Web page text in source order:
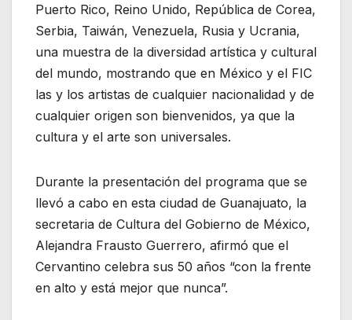
Puerto Rico, Reino Unido, República de Corea,
Serbia, Taiwán, Venezuela, Rusia y Ucrania,
una muestra de la diversidad artística y cultural
del mundo, mostrando que en México y el FIC
las y los artistas de cualquier nacionalidad y de
cualquier origen son bienvenidos, ya que la
cultura y el arte son universales.
Durante la presentación del programa que se
llevó a cabo en esta ciudad de Guanajuato, la
secretaria de Cultura del Gobierno de México,
Alejandra Frausto Guerrero, afirmó que el
Cervantino celebra sus 50 años “con la frente
en alto y está mejor que nunca”.